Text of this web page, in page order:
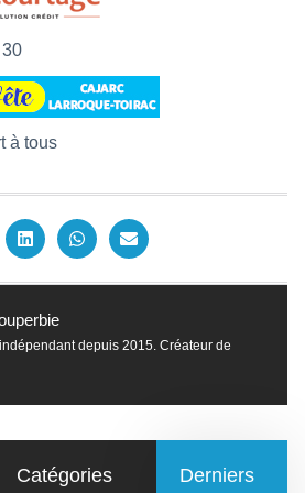
à tous
depuis 2015. Créateur de
Catégories
Derniers